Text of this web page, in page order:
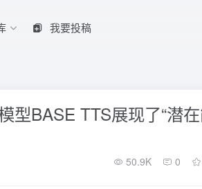
我要投稿
型BASE TTS展现了“潜
50.9K 0